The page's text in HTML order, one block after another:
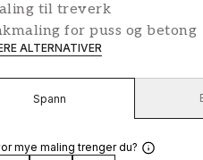
til treverk
for puss og betong
ALTERNATIVER
Spann
mye maling trenger du?